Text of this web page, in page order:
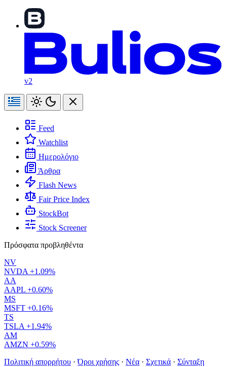
v2
Feed
Watchlist
Ημερολόγιο
Άρθρα
Flash News
Fair Price Index
StockBot
Stock Screener
Πρόσφατα προβληθέντα
NV
NVDA +1.09%
AA
AAPL +0.60%
MS
MSFT +0.16%
TS
TSLA +1.94%
AM
AMZN +0.59%
Πολιτική απορρήτου · Όροι χρήσης · Νέα · Σχετικά · Σύνταξη